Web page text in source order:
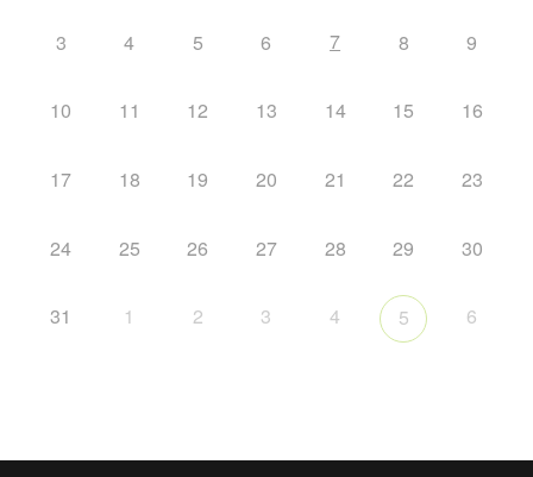
3 4 5 6 7 8 9
10 11 12 13 14 15 16
17 18 19 20 21 22 23
24 25 26 27 28 29 30
31 1 2 3 4 5 6